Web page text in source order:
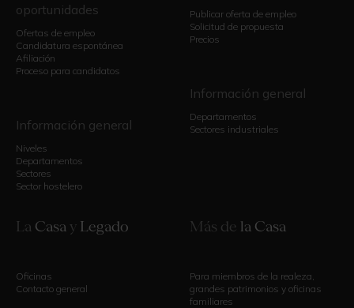
oportunidades
Ofertas de empleo
Candidatura espontánea
Afiliación
Proceso para candidatos
Información general
Niveles
Departamentos
Sectores
Sector hostelero
Publicar oferta de empleo
Solicitud de propuesta
Precios
Información general
Departamentos
Sectores industriales
La Casa y Legado
Oficinas
Contacto general
Más de la Casa
Para miembros de la realeza,
grandes patrimonios y oficinas
familiares